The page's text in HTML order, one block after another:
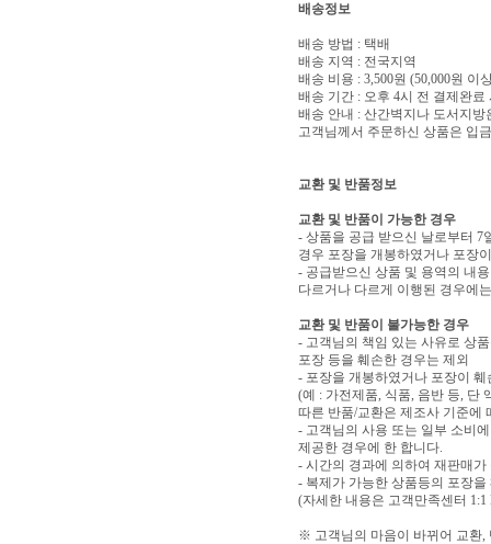
배송정보
배송 방법 : 택배
배송 지역 : 전국지역
배송 비용 : 3,500원 (50,000원 이
배송 기간 : 오후 4시 전 결제완료
배송 안내 : 산간벽지나 도서지
고객님께서 주문하신 상품은 입
교환 및 반품정보
교환 및 반품이 가능한 경우
- 상품을 공급 받으신 날로부터 7
경우 포장을 개봉하였거나 포장
- 공급받으신 상품 및 용역의 내
다르거나 다르게 이행된 경우에
교환 및 반품이 불가능한 경우
- 고객님의 책임 있는 사유로 상
포장 등을 훼손한 경우는 제외
- 포장을 개봉하였거나 포장이
(예 : 가전제품, 식품, 음반 등, 단
따른 반품/교환은 제조사 기준에
- 고객님의 사용 또는 일부 소비
제공한 경우에 한 합니다.
- 시간의 경과에 의하여 재판매
- 복제가 가능한 상품등의 포장을
(자세한 내용은 고객만족센터
※ 고객님의 마음이 바뀌어 교환,